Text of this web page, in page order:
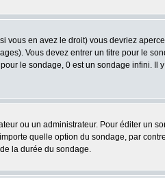
vous en avez le droit) vous devriez
Vous devez entrer un titre pour le
le sondage, 0 est un sondage infini.
ou un administrateur. Pour éditer un
quelle option du sondage, par
la durée du sondage.